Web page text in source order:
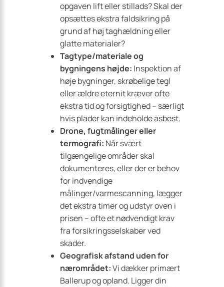
opgaven lift eller stillads? Skal der
opsættes ekstra faldsikring på
grund af høj taghældning eller
glatte materialer?
Tagtype/materiale og
bygningens højde: Inspektion af
høje bygninger, skrøbelige tegl
eller ældre eternit kræver ofte
ekstra tid og forsigtighed – særligt
hvis plader kan indeholde asbest.
Drone, fugtmålinger eller
termografi: Når svært
tilgængelige områder skal
dokumenteres, eller der er behov
for indvendige
målinger/varmescanning, lægger
det ekstra timer og udstyr oven i
prisen – ofte et nødvendigt krav
fra forsikringsselskaber ved
skader.
Geografisk afstand uden for
nærområdet:Vi dækker primært
Ballerup og opland. Ligger din